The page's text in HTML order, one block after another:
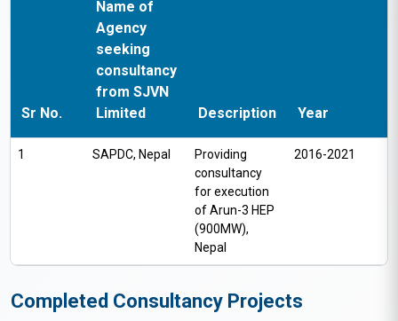
Sr No.
Name of
Agency
seeking
consultancy
from SJVN
Limited
Description Year
1 SAPDC, Nepal
Providing
consultancy
for execution
of Arun-3 HEP
(900MW),
Nepal
2016-2021
Completed Consultancy Projects